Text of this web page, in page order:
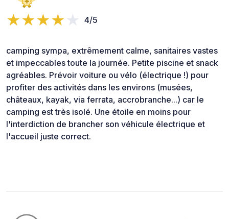
4/5
camping sympa, extrêmement calme, sanitaires vastes
et impeccables toute la journée. Petite piscine et snack
agréables. Prévoir voiture ou vélo (électrique !) pour
profiter des activités dans les environs (musées,
châteaux, kayak, via ferrata, accrobranche...) car le
camping est très isolé. Une étoile en moins pour
l'interdiction de brancher son véhicule électrique et
l'accueil juste correct.